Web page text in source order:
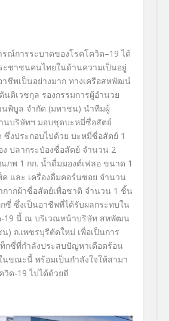
รณ์การระบาดของโรคโควิด–19 ได้
ะชาชนคนไทยในด้านความเป็นอยู่
ชีพเป็นอย่างมาก ทางเครือสหพัฒน์
ติเวชกุล รองกรรมการผู้อำนวย
พิบูล จำกัด (มหาชน) นำทีมผู้
นบริษัทฯ มอบชุดบะหมี่ซื่อสัตย์
ซึ่งประกอบไปด้วย บะหมี่ซื่อสัตย์ 1
ง ปลากระป๋องซื่อสัตย์ จำนวน 2
ภพ 1 กก. น้ำดื่มมองต์เฟลอ ขนาด 1
ค และ เครื่องดื่มคอร์นซอย จำนวน
ากผ้าซื่อสัตย์เพื่อชาติ จำนวน 1 ชิ้น
ซี่ ซึ่งเป็นอาชีพที่ได้รับผลกระทบใน
-19 นี้ ณ บริเวณหน้าบริษัท สหพัฒน
) ถ.เพชรบุรีตัดใหม่ เพื่อเป็นการ
กซี่ที่กำลังประสบปัญหาเดือดร้อน
นขณะนี้ พร้อมเป็นกำลังใจให้สามา
ด-19 ไปได้ด้วยดี